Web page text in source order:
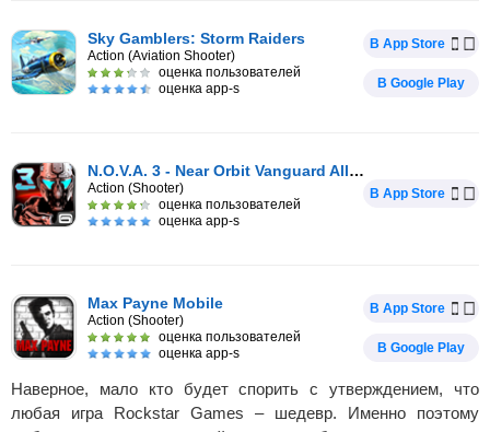
Sky Gamblers: Storm Raiders
Action (Aviation Shooter)
оценка пользователей
оценка app-s
В App Store
В Google Play
N.O.V.A. 3 - Near Orbit Vanguard Alliance
Action (Shooter)
оценка пользователей
оценка app-s
В App Store
Max Payne Mobile
Action (Shooter)
оценка пользователей
оценка app-s
В App Store
В Google Play
Наверное, мало кто будет спорить с утверждением, что
любая игра Rockstar Games – шедевр. Именно поэтому